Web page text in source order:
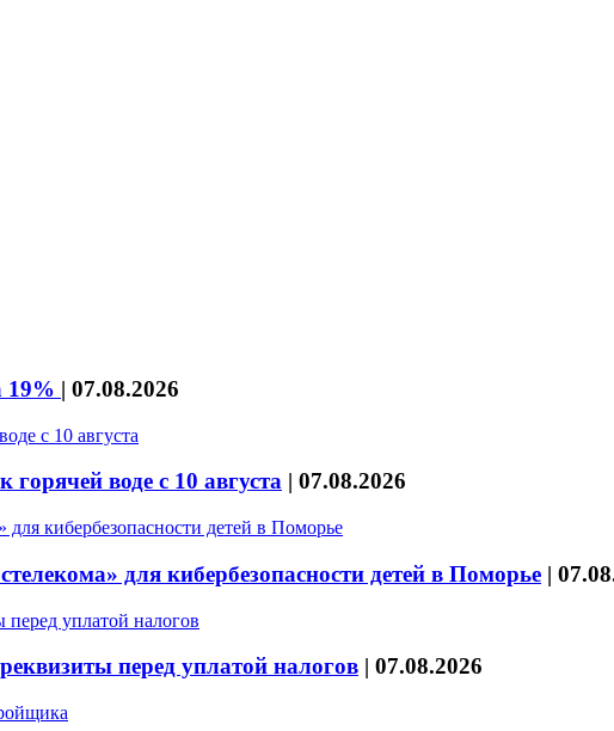
19% | 07.08.2026
воде с 10 августа | 07.08.2026
для кибербезопасности детей в Поморье |
перед уплатой налогов | 07.08.2026